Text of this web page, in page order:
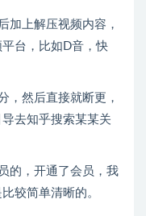
加上解压视频内容，
台，比如D音，快
，然后直接就断更，
去知乎搜索某某关
的，开通了会员，我
较简单清晰的。